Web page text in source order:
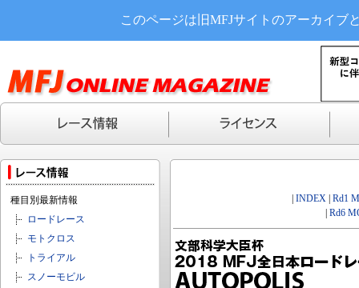
このページは旧MFJサイトのアーカイブ
種目別最新情報
ロードレース
モトクロス
トライアル
スノーモビル
INDEX| Rd1
Rd6